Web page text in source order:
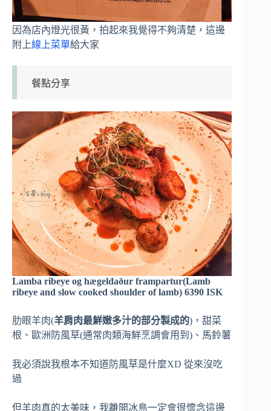
因為店內燈光很黃，拍起來我覺得不夠清楚，這邊
附上線上菜單給大家
餐點分享
Lamba ribeye og hægeldaður frampartur(Lamb
ribeye and slow cooked shoulder of lamb) 6390 ISK
肋眼羊肉(羊肩肉最鮮嫩多汁的部分製成的)，甜菜
根、歐洲防風草(通常肉類海鮮烹調會用到)、馬鈴薯
我必須說我根本不知道防風草是什麼XD 從來沒吃
過
但羊肉真的太美味，我離開冰島一定會很懷念這邊